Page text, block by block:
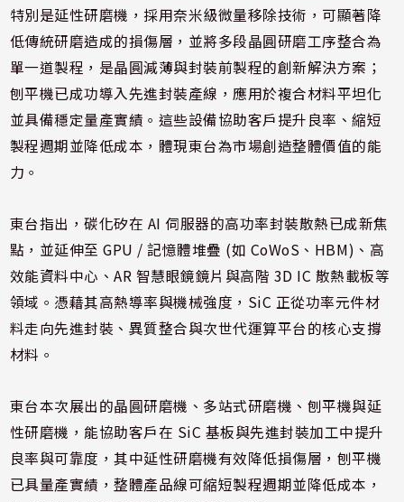
特別是延性研磨機，採用奈米級微量移除技術，可顯著降
低傳統研磨造成的損傷層，並將多段晶圓研磨工序整合為
單一道製程，是晶圓減薄與封裝前製程的創新解決方案；
刨平機已成功導入先進封裝產線，應用於複合材料平坦化
並具備穩定量產實績。這些設備協助客戶提升良率、縮短
製程週期並降低成本，體現東台為市場創造整體價值的能
力。
東台指出，碳化矽在 AI 伺服器的高功率封裝散熱已成新焦
點，並延伸至 GPU / 記憶體堆疊 (如 CoWoS、HBM)、高
效能資料中心、AR 智慧眼鏡鏡片與高階 3D IC 散熱載板等
領域。憑藉其高熱導率與機械強度，SiC 正從功率元件材
料走向先進封裝、異質整合與次世代運算平台的核心支撐
材料。
東台本次展出的晶圓研磨機、多站式研磨機、刨平機與延
性研磨機，能協助客戶在 SiC 基板與先進封裝加工中提升
良率與可靠度，其中延性研磨機有效降低損傷層，刨平機
已具量產實績，整體產品線可縮短製程週期並降低成本，